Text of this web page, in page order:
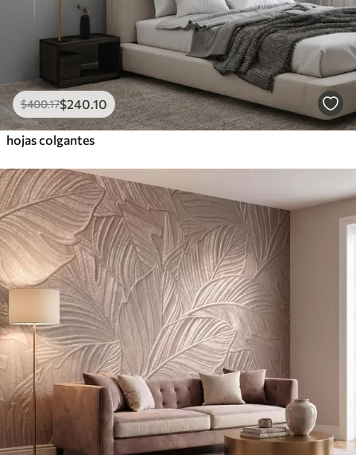
$400.17$240 .10
hojas colgantes